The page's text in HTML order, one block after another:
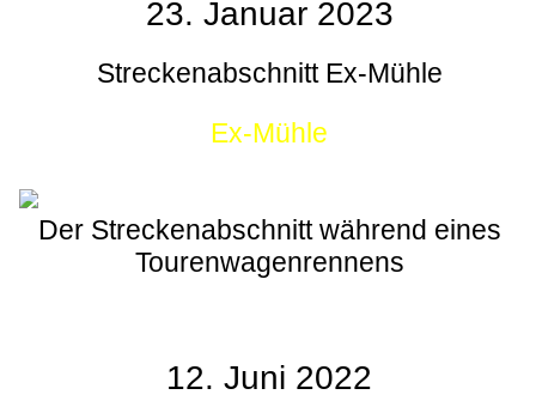
23. Januar 2023
Streckenabschnitt Ex-Mühle
Ex-Mühle
Der Streckenabschnitt während eines
Tourenwagenrennens
12. Juni 2022